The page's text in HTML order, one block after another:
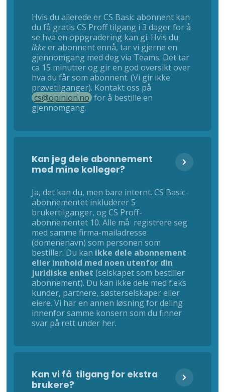
Hvis du allerede er CS Basic abonnent kan
du få gratis CS Proff tilgang i 3 dager for å
se hva en oppgradering kan gi. Hvis du
ikkeer abonnent ennå, tar vi gjerne en
gjennomgang med deg via Teams. Det tar
ca 15 minutter og gir en god oversikt over
hva du får som abonnent. (Vi gir ikke
prøvetilganger). Kontakt oss på
cs@opinion.no for å bestille en
gjennomgang.
Kan jeg dele abonnement
med mine kolleger?
Ja, det kan du, men bare internt. CS Basic-
abonnementet inkluderer 5
brukertilganger, og CS Proff-
abonnementet 10. Alle må registrere seg
med samme firma-mailadresse
(domenenavn) som personen som
bestiller. Du kan ikke dele abonnement
eller innhold med noen utenfor din
juridiske enhet (selskapet som bestiller
abonnement). Du kan ikke dele med f.eks
kunder, partnere, søsterselskaper eller
eiere. Vi har en annen løsning for deling
innenfor samme konsern som du finner
svar på rett under her.
Kan vi få tilgang for ekstra
brukere?